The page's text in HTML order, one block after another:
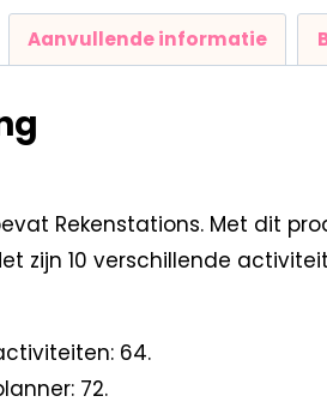
Aanvullende informatie
Rekenstations. Met dit
zijn 10 verschillende
64.
72.